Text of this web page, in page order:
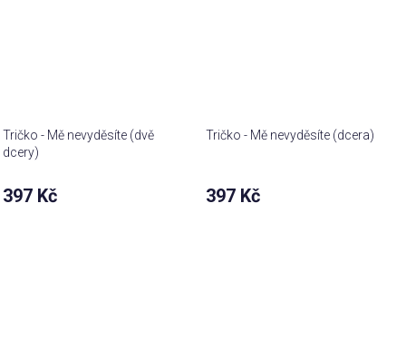
Tričko - Mě nevyděsíte (dvě
dcery)
397 Kč
Tričko - Mě nevyděsíte (dcera)
397 Kč